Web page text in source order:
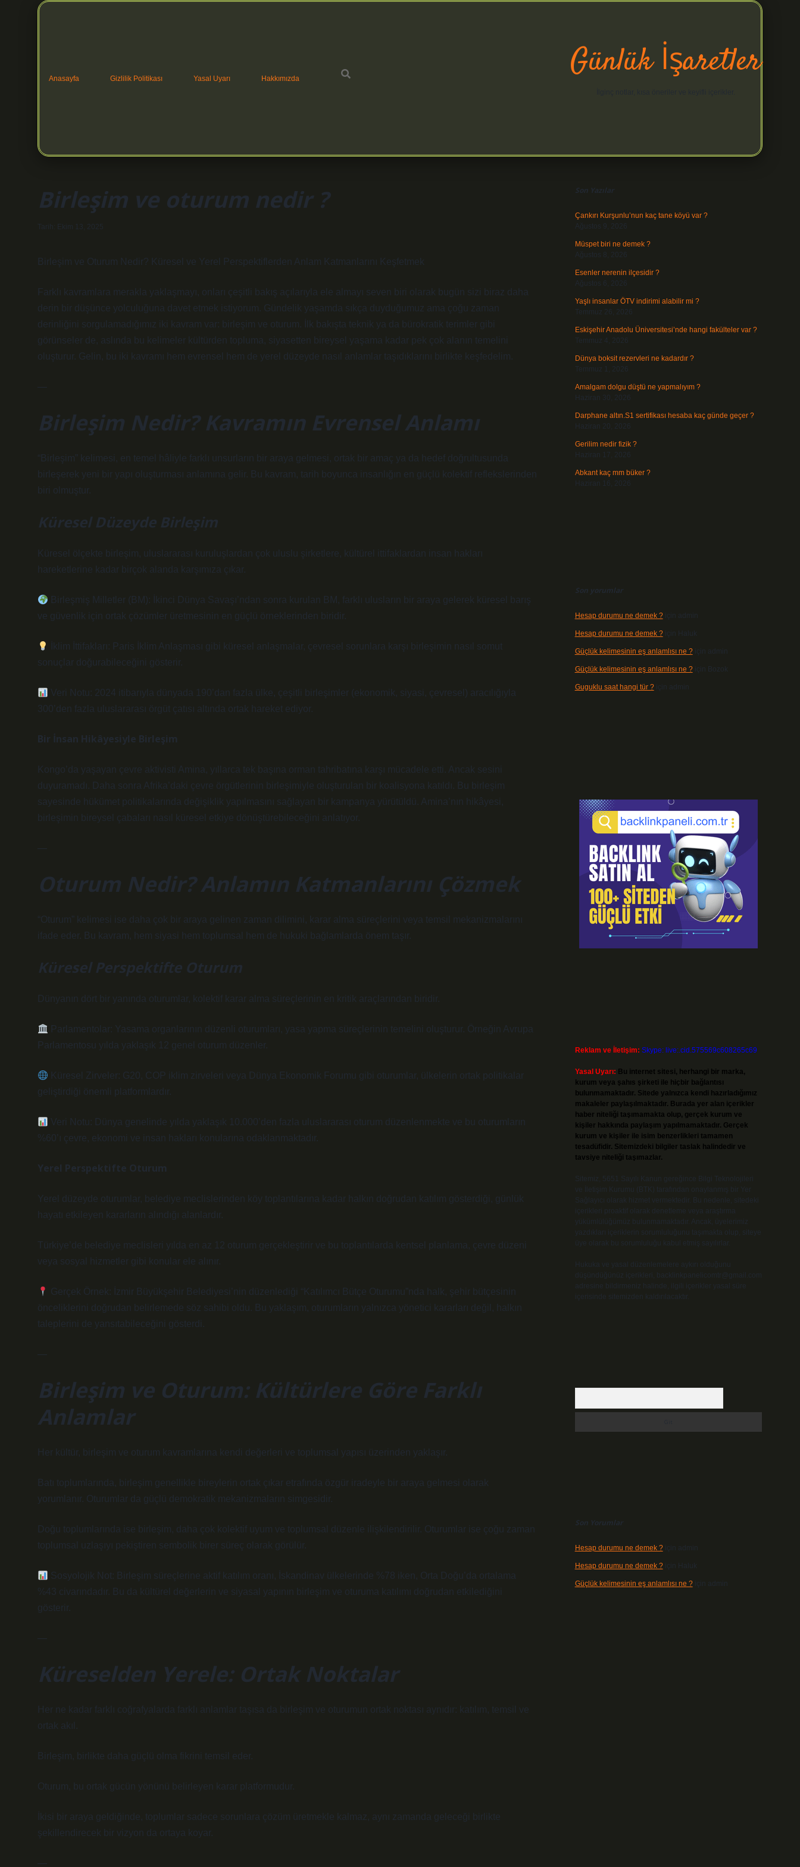
Anasayfa Gizlilik Politikası Yasal Uyarı Hakkımızda Günlük İşaretler
Birleşim ve oturum nedir ?
Tarih: Ekim 13, 2025
Birleşim ve Oturum Nedir? Küresel ve Yerel Perspektiflerden Anlam Katmanlarını Keşfetmek
Farklı kavramlara merakla yaklaşmayı, onları çeşitli bakış açılarıyla ele almayı seven biri olarak bugün sizi biraz daha
derin bir düşünce yolculuğuna davet etmek istiyorum. Gündelik yaşamda sıkça duyduğumuz ama çoğu zaman
derinliğini sorgulamadığımız iki kavram var: birleşim ve oturum. İlk bakışta teknik ya da bürokratik terimler gibi
görünseler de, aslında bu kelimeler kültürden topluma, siyasetten bireysel yaşama kadar pek çok alanın temelini
oluşturur. Gelin, bu iki kavramı hem evrensel hem de yerel düzeyde nasıl anlamlar taşıdıklarını birlikte keşfedelim.
—
Birleşim Nedir? Kavramın Evrensel Anlamı
“Birleşim” kelimesi, en temel hâliyle farklı unsurların bir araya gelmesi, ortak bir amaç ya da hedef doğrultusunda
birleşerek yeni bir yapı oluşturması anlamına gelir. Bu kavram, tarih boyunca insanlığın en güçlü kolektif reflekslerinden
biri olmuştur.
Küresel Düzeyde Birleşim
Küresel ölçekte birleşim, uluslararası kuruluşlardan çok uluslu şirketlere, kültürel ittifaklardan insan hakları
hareketlerine kadar birçok alanda karşımıza çıkar.
Birleşmiş Milletler (BM): İkinci Dünya Savaşı’ndan sonra kurulan BM, farklı ulusların bir araya gelerek küresel barış
ve güvenlik için ortak çözümler üretmesinin en güçlü örneklerinden biridir.
İklim İttifakları: Paris İklim Anlaşması gibi küresel anlaşmalar, çevresel sorunlara karşı birleşimin nasıl somut
sonuçlar doğurabileceğini gösterir.
Veri Notu: 2024 itibarıyla dünyada 190’dan fazla ülke, çeşitli birleşimler (ekonomik, siyasi, çevresel) aracılığıyla
300’den fazla uluslararası örgüt çatısı altında ortak hareket ediyor.
Bir İnsan Hikâyesiyle Birleşim
Kongo’da yaşayan çevre aktivisti Amina, yıllarca tek başına orman tahribatına karşı mücadele etti. Ancak sesini
duyuramadı. Daha sonra Afrika’daki çevre örgütlerinin birleşimiyle oluşturulan bir koalisyona katıldı. Bu birleşim
sayesinde hükümet politikalarında değişiklik yapılmasını sağlayan bir kampanya yürütüldü. Amina’nın hikâyesi,
birleşimin bireysel çabaları nasıl küresel etkiye dönüştürebileceğini anlatıyor.
—
Oturum Nedir? Anlamın Katmanlarını Çözmek
“Oturum” kelimesi ise daha çok bir araya gelinen zaman dilimini, karar alma süreçlerini veya temsil mekanizmalarını
ifade eder. Bu kavram, hem siyasi hem toplumsal hem de hukuki bağlamlarda önem taşır.
Küresel Perspektifte Oturum
Dünyanın dört bir yanında oturumlar, kolektif karar alma süreçlerinin en kritik araçlarından biridir.
Parlamentolar: Yasama organlarının düzenli oturumları, yasa yapma süreçlerinin temelini oluşturur. Örneğin Avrupa
Parlamentosu yılda yaklaşık 12 genel oturum düzenler.
Küresel Zirveler: G20, COP iklim zirveleri veya Dünya Ekonomik Forumu gibi oturumlar, ülkelerin ortak politikalar
geliştirdiği önemli platformlardır.
Veri Notu: Dünya genelinde yılda yaklaşık 10.000’den fazla uluslararası oturum düzenlenmekte ve bu oturumların
%60’ı çevre, ekonomi ve insan hakları konularına odaklanmaktadır.
Yerel Perspektifte Oturum
Yerel düzeyde oturumlar, belediye meclislerinden köy toplantılarına kadar halkın doğrudan katılım gösterdiği, günlük
hayatı etkileyen kararların alındığı alanlardır.
Türkiye’de belediye meclisleri yılda en az 12 oturum gerçekleştirir ve bu toplantılarda kentsel planlama, çevre düzeni
veya sosyal hizmetler gibi konular ele alınır.
Gerçek Örnek: İzmir Büyükşehir Belediyesi’nin düzenlediği “Katılımcı Bütçe Oturumu”nda halk, şehir bütçesinin
önceliklerini doğrudan belirlemede söz sahibi oldu. Bu yaklaşım, oturumların yalnızca yönetici kararları değil, halkın
taleplerini de yansıtabileceğini gösterdi.
—
Birleşim ve Oturum: Kültürlere Göre Farklı
Anlamlar
Her kültür, birleşim ve oturum kavramlarına kendi değerleri ve toplumsal yapısı üzerinden yaklaşır.
Batı toplumlarında, birleşim genellikle bireylerin ortak çıkar etrafında özgür iradeyle bir araya gelmesi olarak
yorumlanır. Oturumlar da güçlü demokratik mekanizmaların simgesidir.
Doğu toplumlarında ise birleşim, daha çok kolektif uyum ve toplumsal düzenle ilişkilendirilir. Oturumlar ise çoğu zaman
toplumsal uzlaşıyı pekiştiren sembolik birer süreç olarak görülür.
Sosyolojik Not: Birleşim süreçlerine aktif katılım oranı, İskandinav ülkelerinde %78 iken, Orta Doğu’da ortalama
%43 civarındadır. Bu da kültürel değerlerin ve siyasal yapının birleşim ve oturuma katılımı doğrudan etkilediğini
gösterir.
—
Küreselden Yerele: Ortak Noktalar
Her ne kadar farklı coğrafyalarda farklı anlamlar taşısa da birleşim ve oturumun ortak noktası aynıdır: katılım, temsil ve
ortak akıl.
Birleşim, birlikte daha güçlü olma fikrini temsil eder.
Oturum, bu ortak gücün yönünü belirleyen karar platformudur.
İkisi bir araya geldiğinde, toplumlar sadece sorunlara çözüm üretmekle kalmaz, aynı zamanda geleceği birlikte
şekillendirecek bir vizyon da ortaya koyar.
—
Son Yazılar
Çankırı Kurşunlu’nun kaç tane köyü var ?
Ağustos 9, 2026
Müspet biri ne demek ?
Ağustos 8, 2026
Esenler nerenin ilçesidir ?
Ağustos 6, 2026
Yaşlı insanlar ÖTV indirimi alabilir mi ?
Temmuz 26, 2026
Eskişehir Anadolu Üniversitesi’nde hangi fakülteler var ?
Temmuz 4, 2026
Dünya boksit rezervleri ne kadardır ?
Temmuz 1, 2026
Amalgam dolgu düştü ne yapmalıyım ?
Haziran 30, 2026
Darphane altın.S1 sertifikası hesaba kaç günde geçer ?
Haziran 20, 2026
Gerilim nedir fizik ?
Haziran 17, 2026
Abkant kaç mm büker ?
Haziran 16, 2026
Son yorumlar
Hesap durumu ne demek ?için admin
Hesap durumu ne demek ?için Haluk
Güçlük kelimesinin eş anlamlısı ne ?için admin
Güçlük kelimesinin eş anlamlısı ne ?için Bozok
Guguklu saat hangi tür ?için admin
Reklam ve İletişim: Skype: live:.cid.575569c608265c69
Yasal Uyarı: Bu internet sitesi, herhangi bir marka,
kurum veya şahıs şirketi ile hiçbir bağlantısı
bulunmamaktadır. Sitede yalnızca kendi hazırladığımız
makaleler paylaşılmaktadır. Burada yer alan içerikler
haber niteliği taşımamakta olup, gerçek kurum ve
kişiler hakkında paylaşım yapılmamaktadır. Gerçek
kurum ve kişiler ile isim benzerlikleri tamamen
tesadüfidir. Sitemizdeki bilgiler taslak halindedir ve
tavsiye niteliği taşımazlar.
Sitemiz, 5651 Sayılı Kanun gereğince Bilgi Teknolojileri
ve İletişim Kurumu (BTK) tarafından onaylanmış bir Yer
Sağlayıcı olarak hizmet vermektedir. Bu nedenle, sitedeki
içerikleri proaktif olarak denetleme veya araştırma
yükümlülüğümüz bulunmamaktadır. Ancak, üyelerimiz
yazdıkları içeriklerin sorumluluğunu taşımakta olup, siteye
üye olarak bu sorumluluğu kabul etmiş sayılırlar.
Hukuka ve yasal düzenlemelere aykırı olduğunu
düşündüğünüz içerikleri,
backlinkpanelicomtr@gmail.com
adresine bildirmeniz halinde, ilgili içerikler yasal süre
içerisinde sitemizden kaldırılacaktır.
Son Yorumlar
Hesap durumu ne demek ?için admin
Hesap durumu ne demek ?için Haluk
Güçlük kelimesinin eş anlamlısı ne ?için admin